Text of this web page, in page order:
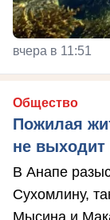
вчера в 11:51
Общество
Пожилая
не выходит
В Анапе
Сухомлину,